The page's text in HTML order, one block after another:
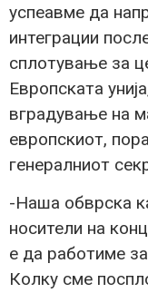
успеавме да
интеграции
сплотување за
Европската
вградување на
европскиот,
генералниот
-Наша обврска
носители на
е да работиме
Колку сме